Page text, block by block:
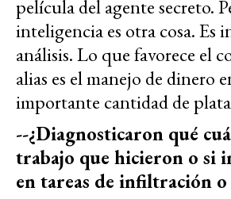
película del agente secreto.
inteligencia es otra cosa. Es
análisis. Lo que favorece el
alias es el manejo de dinero
importante cantidad de
--¿Diagnosticaron qué
trabajo que hicieron o si
en tareas de infiltración o